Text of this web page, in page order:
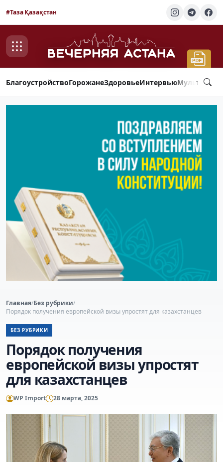
#Таза Қазақстан
БлагоустройствоГорожанеЗдоровьеИнтервью
Главная/Без рубрики/
Порядок получения европейской визы упростят для казахстанцев
БЕЗ РУБРИКИ
Порядок получения
европейской визы упростят
для казахстанцев
WP Import 28 марта, 2025